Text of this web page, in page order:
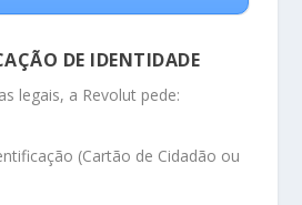
DE IDENTIDADE
legais, a Revolut pede:
(Cartão de Cidadão ou